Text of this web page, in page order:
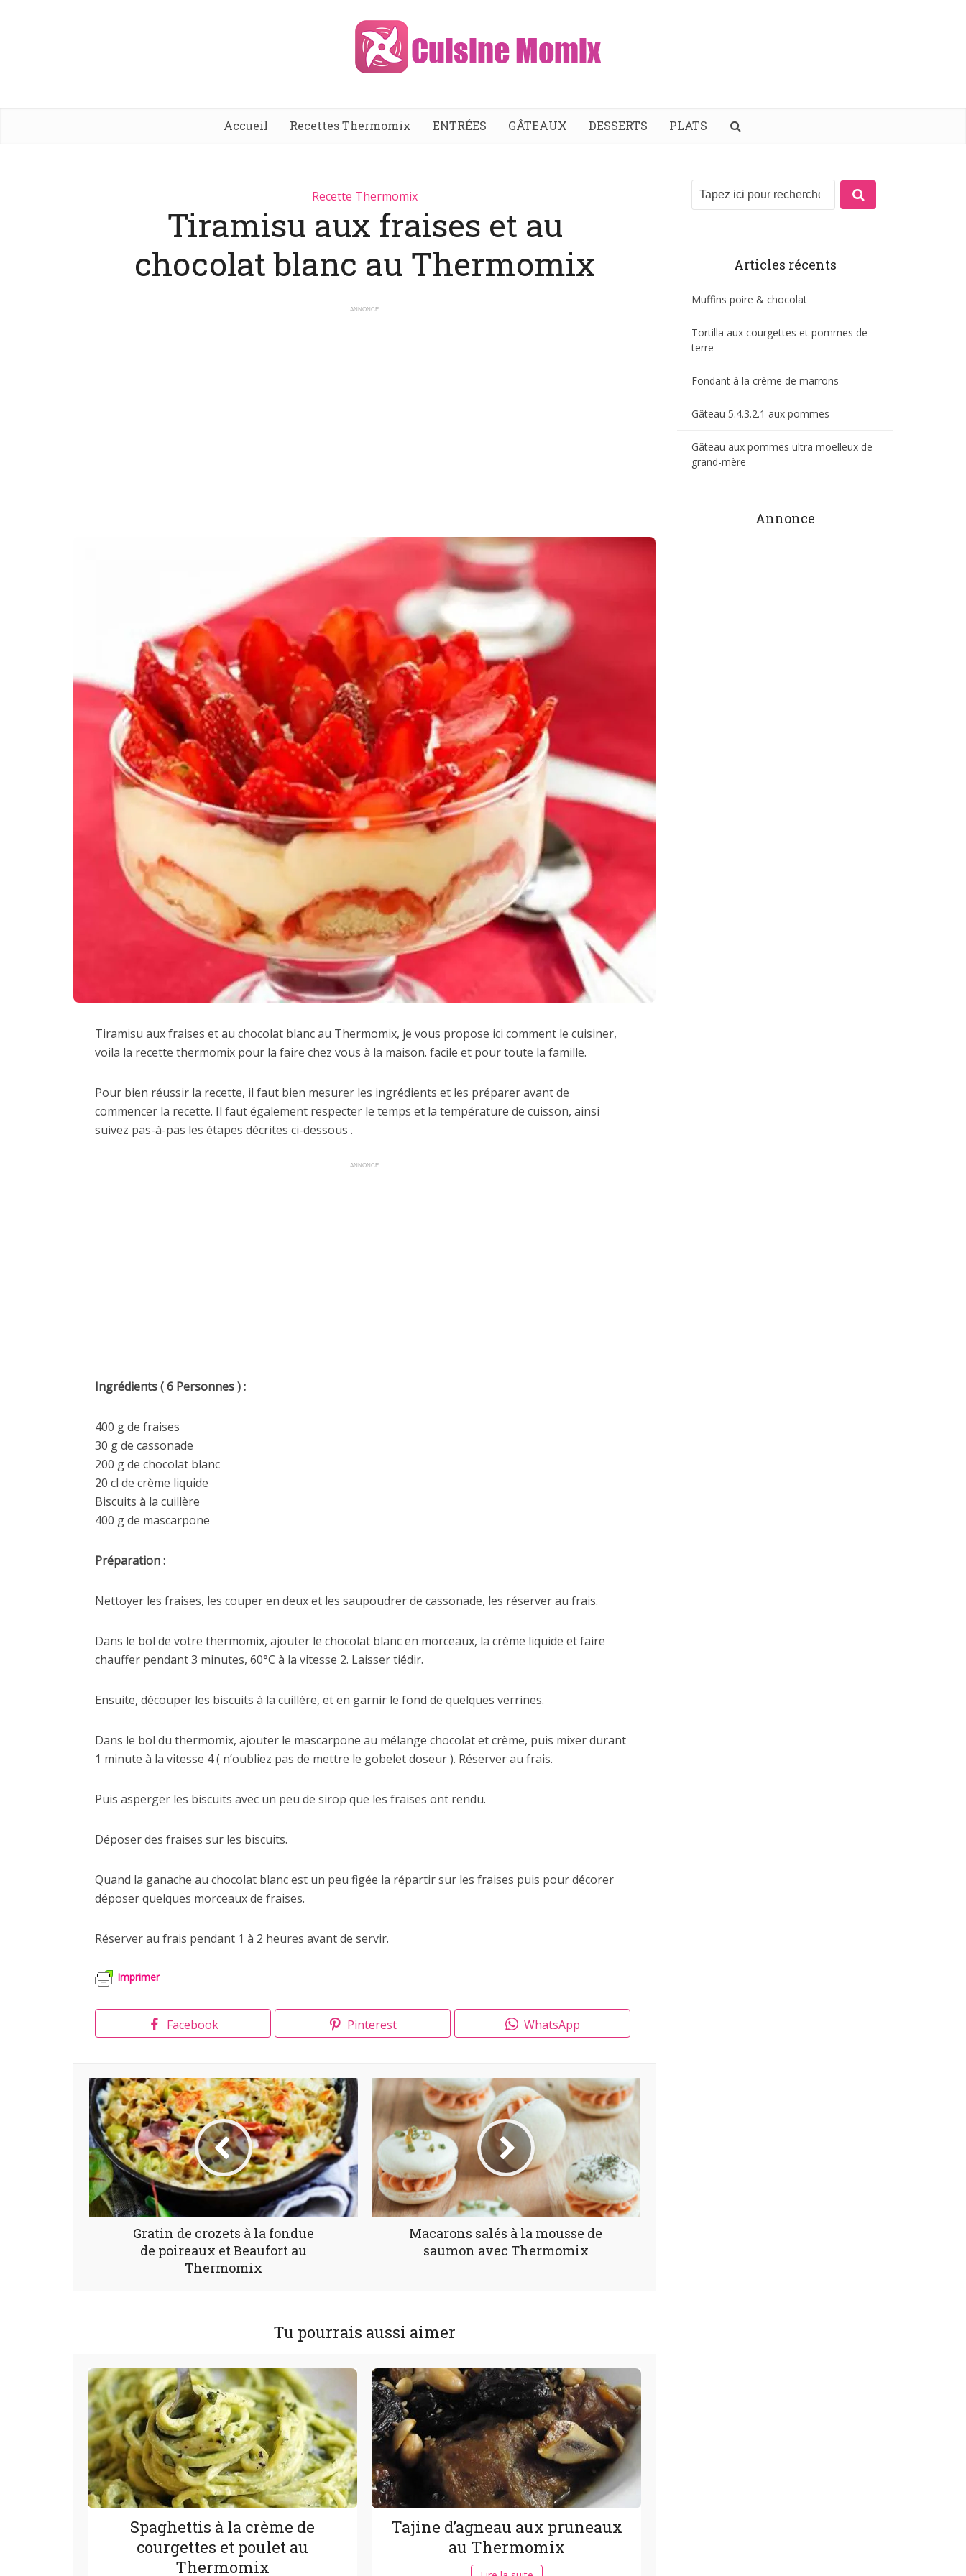
Accueil Recettes Thermomix ENTRÉES GÂTEAUX DESSERTS PLATS
Recette Thermomix
Tiramisu aux fraises et au
chocolat blanc au Thermomix
ANNONCE
Tiramisu aux fraises et au chocolat blanc au Thermomix, je vous propose ici comment le cuisiner,
voila la recette thermomix pour la faire chez vous à la maison. facile et pour toute la famille.
Pour bien réussir la recette, il faut bien mesurer les ingrédients et les préparer avant de
commencer la recette. Il faut également respecter le temps et la température de cuisson, ainsi
suivez pas-à-pas les étapes décrites ci-dessous .
ANNONCE
Ingrédients ( 6 Personnes ) :
400 g de fraises
30 g de cassonade
200 g de chocolat blanc
20 cl de crème liquide
Biscuits à la cuillère
400 g de mascarpone
Préparation :
Nettoyer les fraises, les couper en deux et les saupoudrer de cassonade, les réserver au frais.
Dans le bol de votre thermomix, ajouter le chocolat blanc en morceaux, la crème liquide et faire
chauffer pendant 3 minutes, 60°C à la vitesse 2. Laisser tiédir.
Ensuite, découper les biscuits à la cuillère, et en garnir le fond de quelques verrines.
Dans le bol du thermomix, ajouter le mascarpone au mélange chocolat et crème, puis mixer durant
1 minute à la vitesse 4 ( n’oubliez pas de mettre le gobelet doseur ). Réserver au frais.
Puis asperger les biscuits avec un peu de sirop que les fraises ont rendu.
Déposer des fraises sur les biscuits.
Quand la ganache au chocolat blanc est un peu figée la répartir sur les fraises puis pour décorer
déposer quelques morceaux de fraises.
Réserver au frais pendant 1 à 2 heures avant de servir.
Imprimer
Facebook Pinterest WhatsApp
Gratin de crozets à la fondue
de poireaux et Beaufort au
Thermomix
Macarons salés à la mousse de
saumon avec Thermomix
Tu pourrais aussi aimer
Spaghettis à la crème de
courgettes et poulet au
Thermomix
Tajine d’agneau aux pruneaux
au Thermomix
Articles récents
Muffins poire & chocolat
Tortilla aux courgettes et pommes de
terre
Fondant à la crème de marrons
Gâteau 5.4.3.2.1 aux pommes
Gâteau aux pommes ultra moelleux de
grand-mère
Annonce